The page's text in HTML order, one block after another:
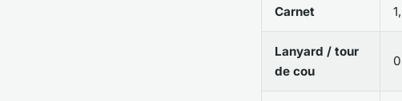
Carnet
Lanyard / tour
de cou